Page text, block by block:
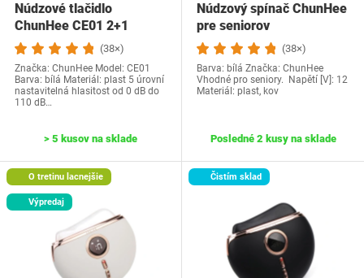
Núdzové tlačidlo
ChunHee CE01 2+1
(38×)
Značka: ChunHee Model: CE01
Barva: bílá Materiál: plast 5 úrovní
nastavitelná hlasitost od 0 dB do
110 dB…
> 5 kusov na sklade
Núdzový spínač ChunHee
pre seniorov
(38×)
Barva: bílá Značka: ChunHee
Vhodné pro seniory. Napětí [V]: 12
Materiál: plast, kov
Posledné 2 kusy na sklade
O tretinu lacnejšie
Výpredaj
Čistím sklad